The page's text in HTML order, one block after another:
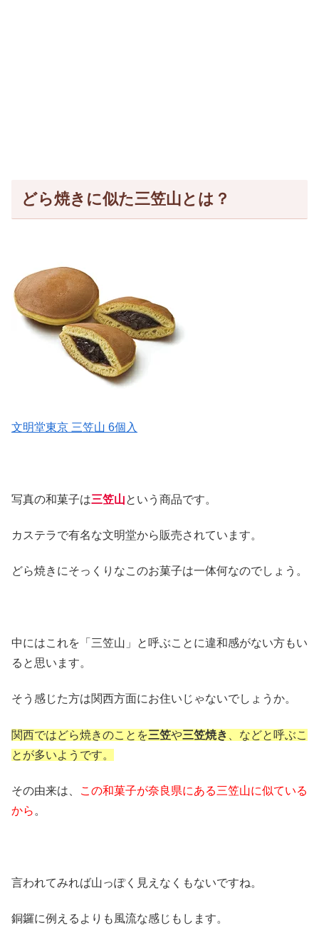
どら焼きに似た三笠山とは？
文明堂東京 三笠山 6個入
写真の和菓子は三笠山という商品です。
カステラで有名な文明堂から販売されています。
どら焼きにそっくりなこのお菓子は一体何なのでしょう。
中にはこれを「三笠山」と呼ぶことに違和感がない方もい
ると思います。
そう感じた方は関西方面にお住いじゃないでしょうか。
関西ではどら焼きのことを三笠や三笠焼き
、などと呼ぶこ
とが多いようです。
その由来は、
この和菓子が奈良県にある三笠山に似ている
から 。
言われてみれば山っぽく見えなくもないですね。
銅鑼に例えるよりも風流な感じもします。